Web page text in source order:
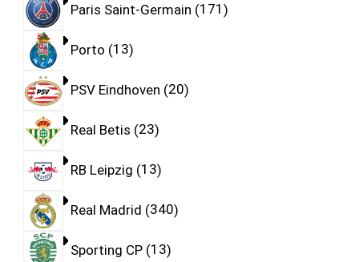
Paris Saint-Germain 171
Porto 13
PSV Eindhoven 20
Real Betis 23
RB Leipzig 13
Real Madrid 340
Sporting CP 13